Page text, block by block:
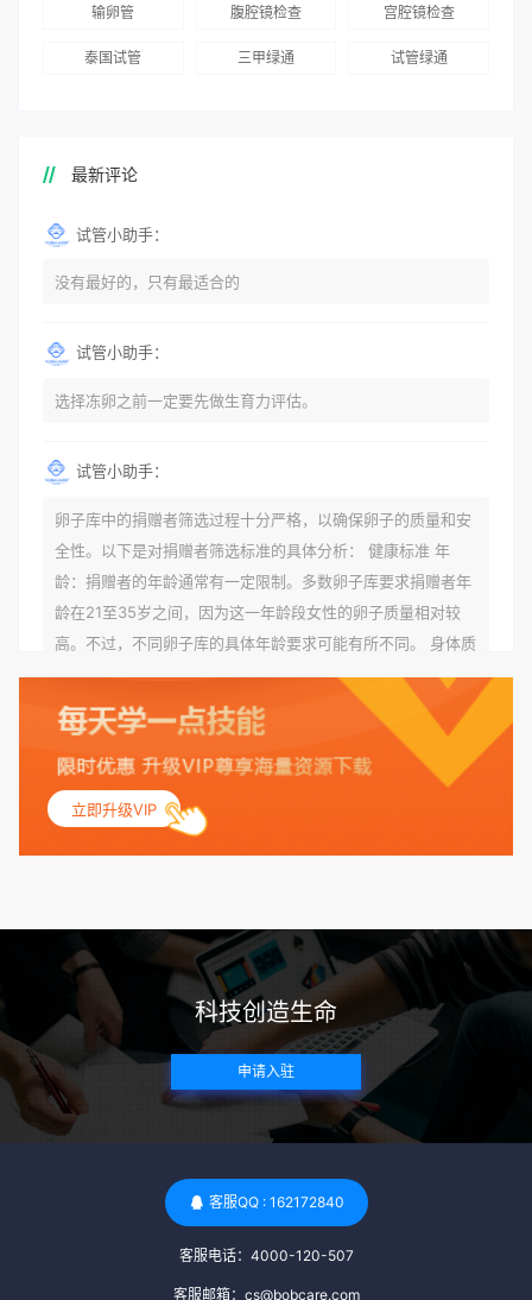
输卵管 腹腔镜检查 宫腔镜检查
泰国试管 三甲绿通 试管绿通
最新评论
试管小助手：
没有最好的，只有最适合的
试管小助手：
选择冻卵之前一定要先做生育力评估。
试管小助手：
卵子库中的捐赠者筛选过程十分严格，以确保卵子的质量和安
全性。以下是对捐赠者筛选标准的具体分析： 健康标准 年
龄：捐赠者的年龄通常有一定限制。多数卵子库要求捐赠者年
龄在21至35岁之间，因为这一年龄段女性的卵子质量相对较
高。不过，不同卵子库的具体年龄要求可能有所不同。 身体质
量指数（BMI）：捐赠者的BMI通常需要在正常范围内，以确
保其身体健康状况良好。过高的BMI可能与多种健康问题相关
联，包括不孕症和妊娠并发症。 生殖健康：捐赠者需要有规律
的月经期，无生殖障碍或异常问题。此外，还需要进行详细的
妇科检查，以确保其生殖系统的健康。 遗传病史与家族病史：
捐赠者及其家庭成员需要无严重的遗传病史、精神病史和传染
病史。这通常需要通过基因检测、家族史调查和医疗记录审查
带任何可传染给受卵者的病原体。 药物与生活习惯：捐赠者需
要是非尼古丁使用者、非吸烟者、非吸毒者，并且未使用可能
影响卵子质量的药物，如某些精神药物和避孕植入物。 学历与
心理标准 学历要求：部分卵子库对捐赠者的学历有一定要求，
但这并非普遍标准。一些卵子库可能更倾向于选择受过高等教
育的女性作为捐赠者，但这并不是绝对的筛选条件。 心理状态
评估：捐赠者需要进行心理状态评估，以确定其对捐赠过程的
于确保捐赠者在捐赠过程中保持积极的心态，并理解其捐赠行
为的意义。 其他标准 责任心与沟通能力：由于捐卵过程的时
间不确定性，捐赠者需要有责任心，善于沟通，并尊重预约和
时间表。这有助于确保捐赠周期的顺利进行，并保障受卵者的
立即升级VIP
科技创造生命
申请入驻
客服QQ : 162172840
客服电话：4000-120-507
客服邮箱：cs@bobcare.com